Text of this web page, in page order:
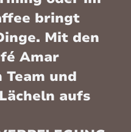
bringt
Mit den
Amar
und
aufs